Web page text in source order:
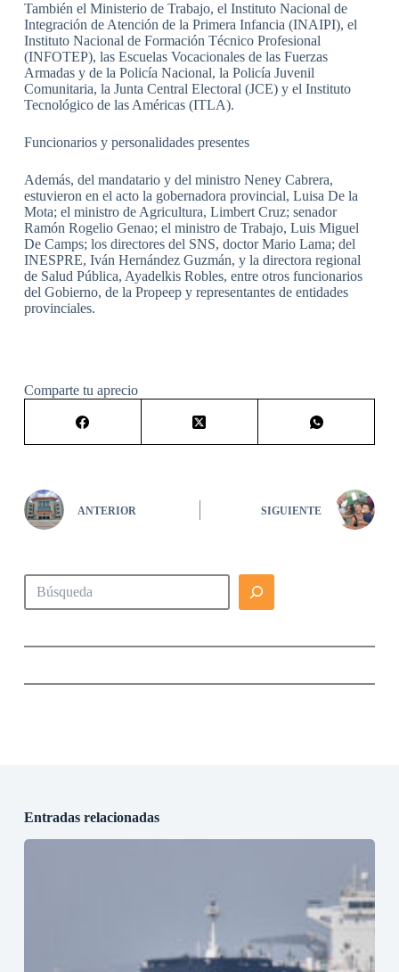
También el Ministerio de Trabajo, el Instituto Nacional de
Integración de Atención de la Primera Infancia (INAIPI), el
Instituto Nacional de Formación Técnico Profesional
(INFOTEP), las Escuelas Vocacionales de las Fuerzas
Armadas y de la Policía Nacional, la Policía Juvenil
Comunitaria, la Junta Central Electoral (JCE) y el Instituto
Tecnológico de las Américas (ITLA).
Funcionarios y personalidades presentes
Además, del mandatario y del ministro Neney Cabrera,
estuvieron en el acto la gobernadora provincial, Luisa De la
Mota; el ministro de Agricultura, Limbert Cruz; senador
Ramón Rogelio Genao; el ministro de Trabajo, Luis Miguel
De Camps; los directores del SNS, doctor Mario Lama; del
INESPRE, Iván Hernández Guzmán, y la directora regional
de Salud Pública, Ayadelkis Robles, entre otros funcionarios
del Gobierno, de la Propeep y representantes de entidades
provinciales.
Comparte tu aprecio
ANTERIOR SIGUIENTE
Buscar
Entradas relacionadas